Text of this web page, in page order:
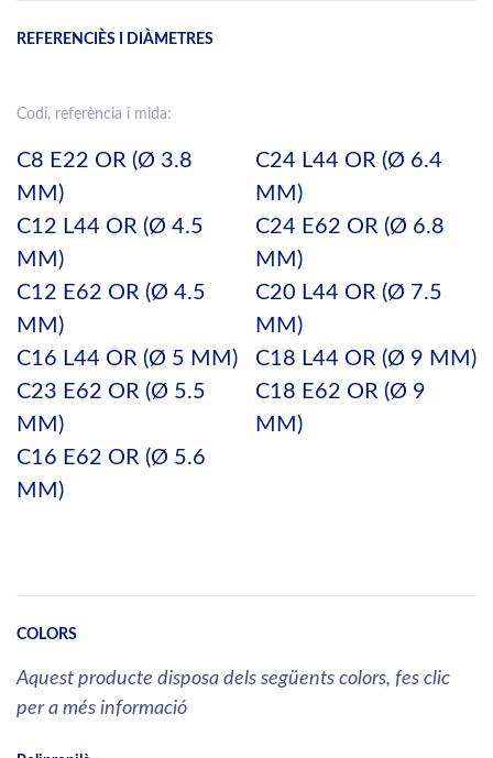
REFERENCIÈS I DIÀMETRES
Codi, referència i mida:
C8 E22 OR (Ø 3.8
MM)
C12 L44 OR (Ø 4.5
MM)
C12 E62 OR (Ø 4.5
MM)
C16 L44 OR (Ø 5 MM)
C23 E62 OR (Ø 5.5
MM)
C16 E62 OR (Ø 5.6
MM)
C24 L44 OR (Ø 6.4
MM)
C24 E62 OR (Ø 6.8
MM)
C20 L44 OR (Ø 7.5
MM)
C18 L44 OR (Ø 9 MM)
C18 E62 OR (Ø 9
MM)
COLORS
Aquest producte disposa dels següents colors, fes clic
per a més informació